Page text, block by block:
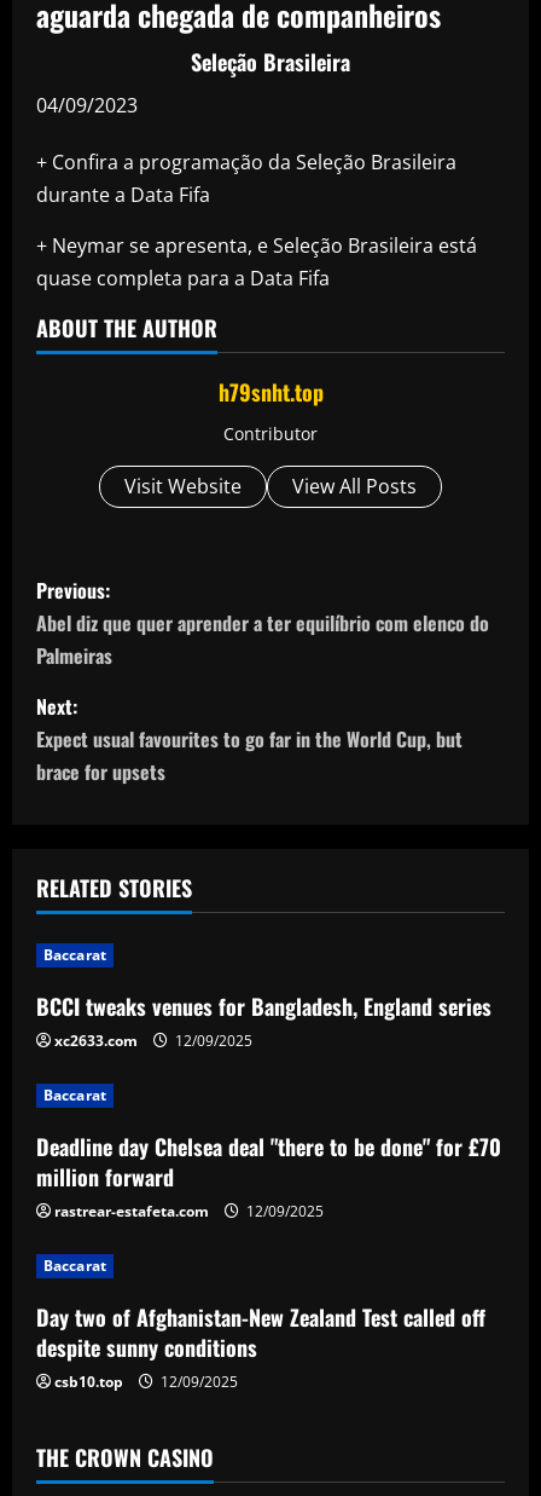
aguarda chegada de companheiros
Seleção Brasileira
04/09/2023
+ Confira a programação da Seleção Brasileira
durante a Data Fifa
+ Neymar se apresenta, e Seleção Brasileira está
quase completa para a Data Fifa
ABOUT THE AUTHOR
h79snht.top
Contributor
Visit Website View All Posts
P
o
s
t
n
v
i
g
a
t
i
o
n
Previous:
Abel diz que quer aprender a ter equilíbrio com elenco do
Palmeiras
Next:
Expect usual favourites to go far in the World Cup, but
brace for upsets
RELATED STORIES
Baccarat
BCCI tweaks venues for Bangladesh, England series
xc2633.com 12/09/2025
Baccarat
Deadline day Chelsea deal "there to be done" for £70
million forward
rastrear-estafeta.com 12/09/2025
Baccarat
Day two of Afghanistan-New Zealand Test called off
despite sunny conditions
csb10.top 12/09/2025
THE CROWN CASINO